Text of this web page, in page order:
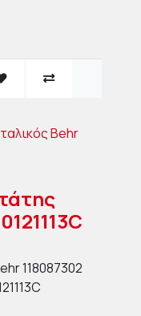
118087302